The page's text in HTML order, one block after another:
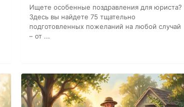
Ищете особенные поздравления для юриста?
Здесь вы найдете 75 тщательно
подготовленных пожеланий на любой случай
– от ...